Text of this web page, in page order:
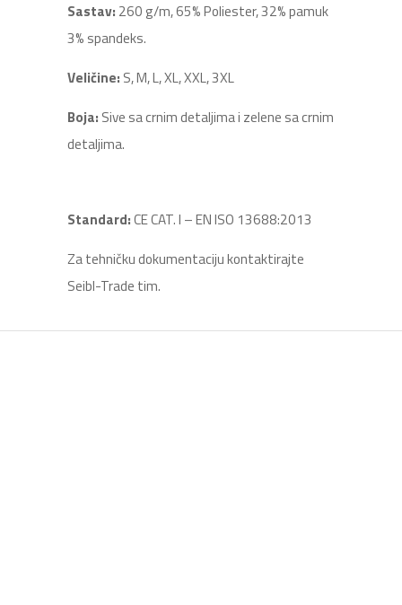
Sastav: 260 g/m, 65% Poliester, 32% pamuk
3% spandeks.
Veličine: S, M, L, XL, XXL, 3XL
Boja: Sive sa crnim detaljima i zelene sa crnim
detaljima.
Standard:CE CAT. I – EN ISO 13688:2013
Za tehničku dokumentaciju kontaktirajte
Seibl-Trade tim.